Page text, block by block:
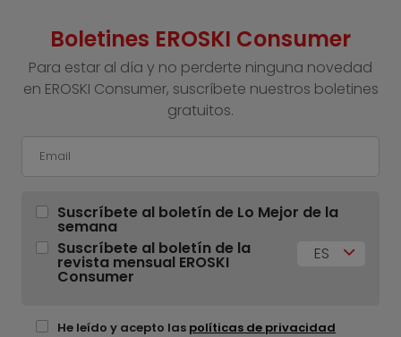
Boletines EROSKI Consumer
Para estar al día y no perderte ninguna novedad
en EROSKI Consumer, suscríbete nuestros boletines
gratuitos.
Suscríbete al boletín de Lo Mejor de la
semana
Suscríbete al boletín de la
revista mensual EROSKI
Consumer
ES
He leído y acepto las políticas de privacidad